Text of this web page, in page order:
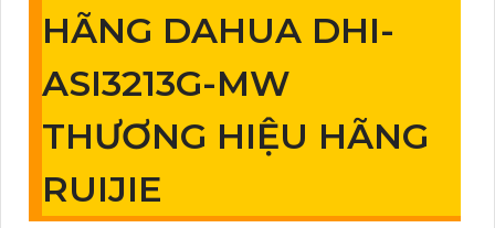
HÃNG DAHUA DHI-
ASI3213G-MW
THƯƠNG HIỆU HÃNG
RUIJIE